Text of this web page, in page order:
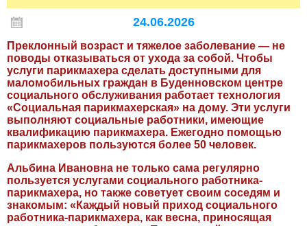
24.06.2026
Преклонный возраст и тяжелое заболевание — не
поводы отказываться от ухода за собой. Чтобы
услуги парикмахера сделать доступными для
маломобильных граждан в Буденновском центре
социального обслуживания работает технология
«Социальная парикмахерская» на дому. Эти услуги
выполняют социальные работники, имеющие
квалификацию парикмахера. Ежегодно помощью
парикмахеров пользуются более 50 человек.
Альбина Ивановна не только сама регулярно
пользуется услугами социального работника-
парикмахера, но также советует своим соседям и
знакомым: «Каждый новый приход социального
работника-парикмахера, как весна, приносящая